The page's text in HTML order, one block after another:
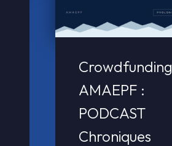
Crowdfunding
AMAEPF :
PODCAST
Chroniques